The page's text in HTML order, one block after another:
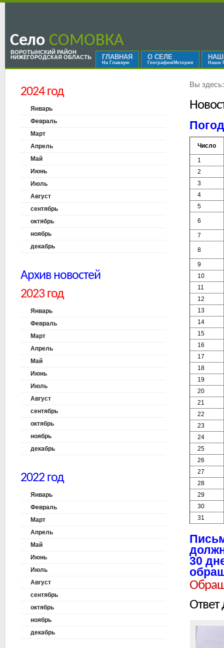
Село СОМОВКА
ВОРОТЫНСКИЙ РАЙОН
НИЖЕГОРОДСКАЯ ОБЛАСТЬ
ГЛАВНАЯ
На Главную
О СЕЛЕ
География/История Наши
Вы
Число
1
2
3
4
5
6
7
8
9
10
11
12
13
14
15
16
17
18
19
20
21
22
23
24
25
26
27
28
29
30
31
30
Ответ
2024 год
Январь
Февраль
Март
Апрель
Май
Июнь
Июль
Август
сентябрь
октябрь
ноябрь
декабрь
Архив новостей
2023 год
Январь
Февраль
Март
Апрель
Май
Июнь
Июль
Август
сентябрь
октябрь
ноябрь
декабрь
2022 год
Январь
Февраль
Март
Апрель
Май
Июнь
Июль
Август
сентябрь
октябрь
ноябрь
декабрь